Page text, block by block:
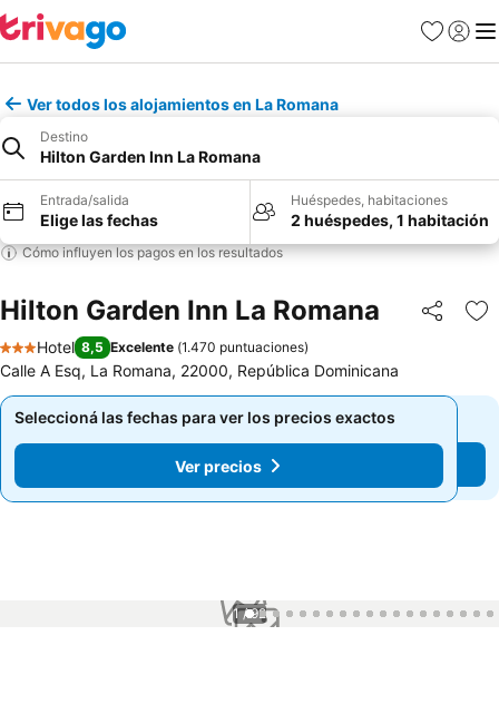
Favoritos
Iniciar
Ver todos los alojamientos en La Romana
Destino
Hilton Garden Inn La Romana
Entrada/salida
Elige las fechas
Huéspedes, habitaciones
2 huéspedes, 1 habitación
Cómo influyen los pagos en los resultados
Hilton Garden Inn La Romana Compartir
3 Estrellas
Hotel 8,5 Excelente (1.470 puntuaciones)
Calle A Esq, La Romana, 22000, República Dominicana
Seleccioná las fechas para ver los precios exactos
Ver precios
Seleccioná las fechas para ver los precios exactos
Ver precios
1 / 92